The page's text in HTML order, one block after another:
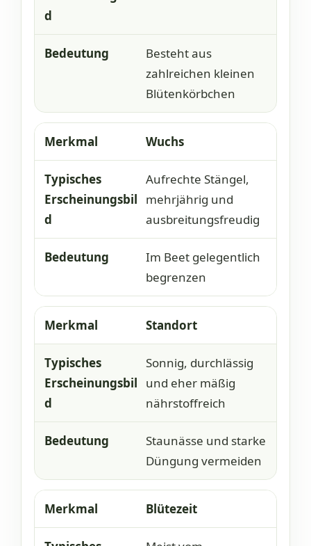
Besteht aus
zahlreichen kleinen
Blütenkörbchen
Wuchs
Aufrechte Stängel,
mehrjährig und
ausbreitungsfreudig
Im Beet gelegentlich
begrenzen
Standort
Sonnig, durchlässig
und eher mäßig
nährstoffreich
Staunässe und starke
Düngung vermeiden
Blütezeit